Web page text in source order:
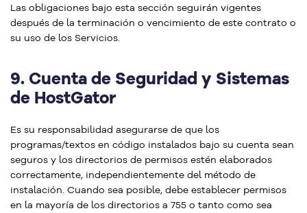
Las obligaciones bajo esta sección seguirán vigentes
después de la terminación o vencimiento de este contrato o
su uso de los Servicios.
9. Cuenta de Seguridad y Sistemas
de HostGator
Es su responsabilidad asegurarse de que los
programas/textos en código instalados bajo su cuenta sean
seguros y los directorios de permisos estén elaborados
correctamente, independientemente del método de
instalación. Cuando sea posible, debe establecer permisos
en la mayoría de los directorios a 755 o tanto como sea